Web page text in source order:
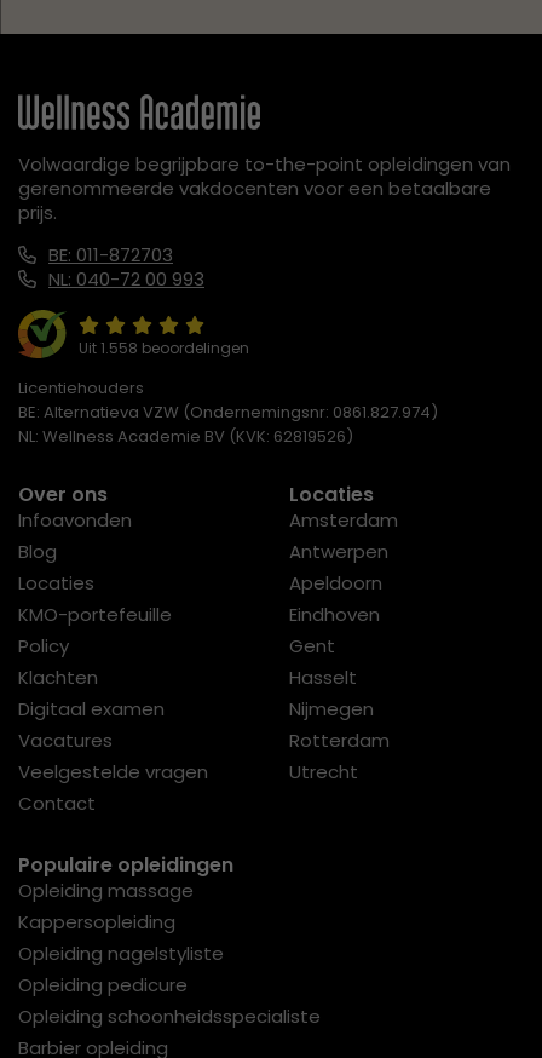
Volwaardige begrijpbare to-the-point opleidingen van
gerenommeerde vakdocenten voor een betaalbare
prijs.
BE: 011-872703
NL: 040-72 00 993
Uit 1.558 beoordelingen
Licentiehouders
BE: Alternatieva VZW (Ondernemingsnr: 0861.827.974)
NL: Wellness Academie BV (KVK: 62819526)
Over ons
Infoavonden
Blog
Locaties
KMO-portefeuille
Policy
Klachten
Digitaal examen
Vacatures
Veelgestelde vragen
Contact
Locaties
Amsterdam
Antwerpen
Apeldoorn
Eindhoven
Gent
Hasselt
Nijmegen
Rotterdam
Utrecht
Populaire opleidingen
Opleiding massage
Kappersopleiding
Opleiding nagelstyliste
Opleiding pedicure
Opleiding schoonheidsspecialiste
Barbier opleiding